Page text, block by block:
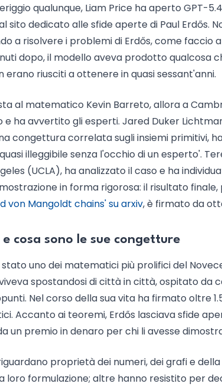
qualunque, Liam Price ha aperto GPT-
dedicato alle sfide aperte di Paul Erdős.
a risolvere i problemi di Erdős, come faccio
dopo, il modello aveva prodotto qualcosa
erano riusciti a ottenere in quasi sessant'anni.
al matematico Kevin Barreto, allora a
e ha avvertito gli esperti. Jared Duker
congettura correlata sugli insiemi primitivi,
illeggibile senza l'occhio di un esperto'.
(UCLA), ha analizzato il caso e ha
in forma rigorosa: il risultato finale,
von Mangoldt chains' su arxiv, è firmato da
e cosa sono le sue congetture
stato uno dei matematici più prolifici del
spostandosi di città in città, ospitato da
Nel corso della sua vita ha firmato oltre
Accanto ai teoremi, Erdős lasciava sfide
un premio in denaro per chi li avesse
proprietà dei numeri, dei grafi e
loro formulazione; altre hanno resistito per